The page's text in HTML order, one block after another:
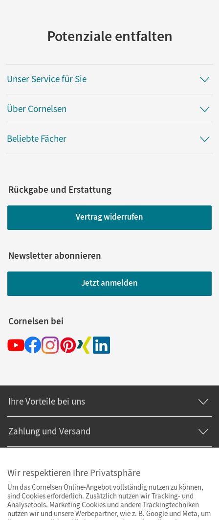
Potenziale entfalten
Unser Service für Sie
Über Cornelsen
Beliebte Fächer
Rückgabe und Erstattung
Vertrag widerrufen
Newsletter abonnieren
Jetzt anmelden
Cornelsen bei
Ihre Vorteile bei uns
Zahlung und Versand
Wir respektieren Ihre Privatsphäre
Um das Cornelsen Online-Angebot vollständig nutzen zu können,
sind Cookies erforderlich. Zusätzlich nutzen wir Tracking- und
Analysetools. Marketing Cookies und andere Trackingtechniken
nutzen wir und unsere Werbepartner, wie z. B. Google und Meta, um